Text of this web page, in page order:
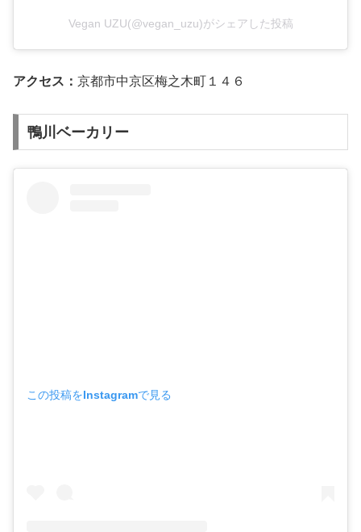
Vegan UZU(@vegan_uzu)がシェアした投稿
アクセス： 京都市中京区梅之木町１４６
鴨川ベーカリー
この投稿をInstagramで見る